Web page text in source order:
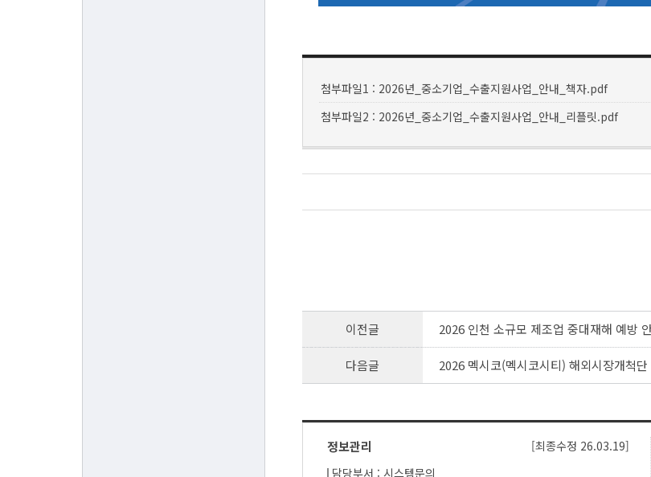
첨부파일1 : 2026년_중소기업_수출지원사업_안내_책자.pdf
첨부파일2 : 2026년_중소기업_수출지원사업_안내_리플릿.pdf
이전글 2026 인천 소규모 제조업 중대재해 예방
다음글 2026 멕시코(멕시코시티) 해외시장개척
정보관리
[최종수정 26.03.19]
담당부서 : 시스템문의